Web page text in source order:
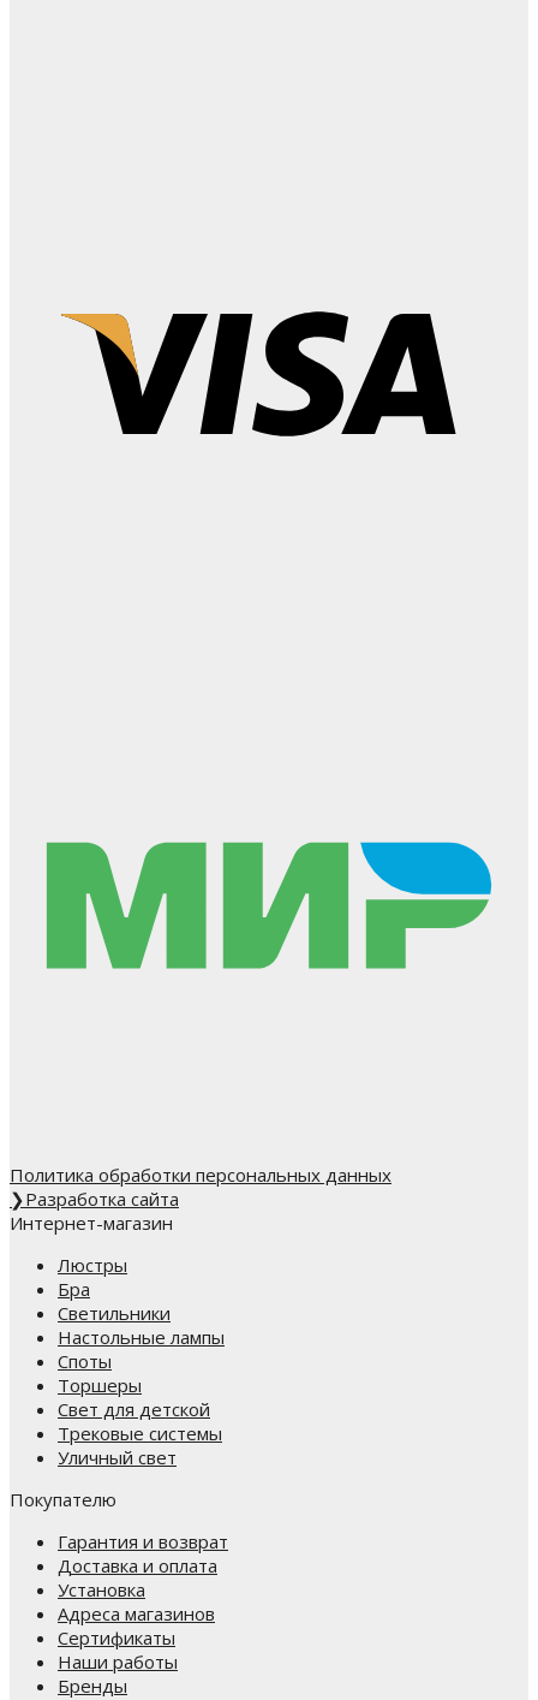
Политика обработки персональных данных
❯Разработка сайта
Интернет-магазин
Люстры
Бра
Светильники
Настольные лампы
Споты
Торшеры
Свет для детской
Трековые системы
Уличный свет
Покупателю
Гарантия и возврат
Доставка и оплата
Установка
Адреса магазинов
Сертификаты
Наши работы
Бренды